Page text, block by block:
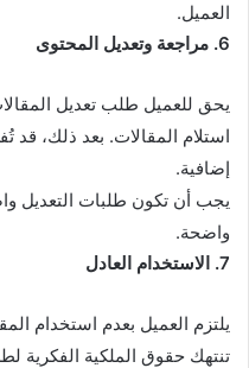
العميل.
6. مراجعة وتعديل المحتوى
استلام المقالات. بعد ذلك،
إضافية.
يجب أن تكون طلبات التعديل
واضحة.
7. الاستخدام العادل
يلتزم العميل بعدم استخدام
تنتهك حقوق الملكية الفكرية